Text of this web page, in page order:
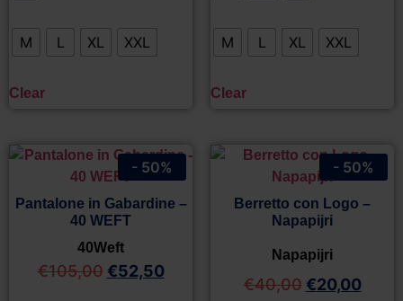
M L XL XXL
Clear
M L XL XXL
Clear
Pantalone in Gabardine –
40 WEFT
40Weft
€105,00 €52,50
- 50%
Berretto con Logo –
Napapijri
Napapijri
€40,00 €20,00
- 50%